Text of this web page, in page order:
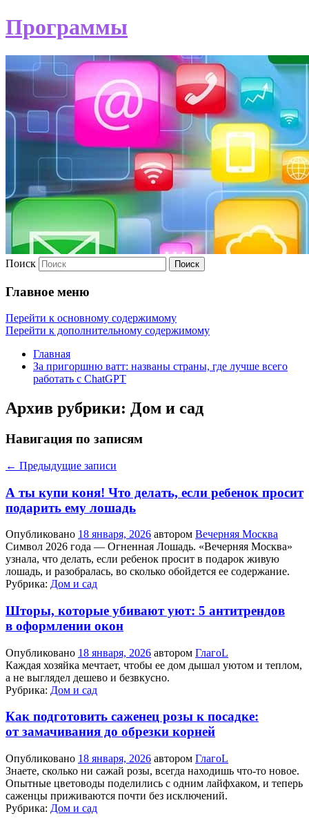
Программы
Поиск
Главное меню
Перейти к основному содержимому
Перейти к дополнительному содержимому
Главная
За пригоршню ватт: названы страны, где лучше всего
работать с ChatGPT
Архив рубрики: Дом и сад
Навигация по записям
← Предыдущие записи
А ты купи коня! Что делать, если ребенок просит
подарить ему лошадь
Опубликовано 18 января, 2026 автором Вечерняя Москва
Символ 2026 года — Огненная Лошадь. «Вечерняя Москва»
узнала, что делать, если ребенок просит в подарок живую
лошадь, и разобралась, во сколько обойдется ее содержание.
Рубрика: Дом и сад
Шторы, которые убивают уют: 5 антитрендов
в оформлении окон
Опубликовано 18 января, 2026 автором ГлагоL
Каждая хозяйка мечтает, чтобы ее дом дышал уютом и теплом,
а не выглядел дешево и безвкусно.
Рубрика: Дом и сад
Как подготовить саженец розы к посадке:
от замачивания до обрезки корней
Опубликовано 18 января, 2026 автором ГлагоL
Знаете, сколько ни сажай розы, всегда находишь что-то новое.
Опытные цветоводы поделились с одним лайфхаком, и теперь
саженцы приживаются почти без исключений.
Рубрика: Дом и сад